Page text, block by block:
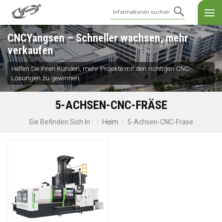
CNCYangsen – Schneller wachsen, mehr
verkaufen
Helfen Sie Ihren Kunden, mehr Projekte mit den richtigen CNC-
Lösungen zu gewinnen.
5-ACHSEN-CNC-FRÄSE
Sie Befinden Sich In : / Heim / 5-Achsen-CNC-Fräse